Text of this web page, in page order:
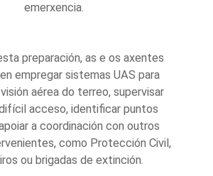
emerxencia.
preparación, as e os axentes
empregar sistemas UAS para
aérea do terreo, supervisar
acceso, identificar puntos
a coordinación con outros
como Protección Civil,
ou brigadas de extinción.